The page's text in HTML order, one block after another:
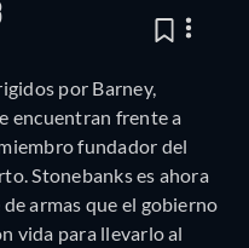
por Barney,
encuentran frente a
fundador del
Stonebanks es ahora
armas que el gobierno
vida para llevarlo al